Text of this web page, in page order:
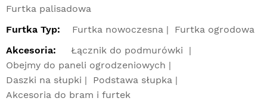
Furtka palisadowa
Furtka Typ:
Furtka nowoczesna
Furtka ogrodowa
Akcesoria:
Łącznik do podmurówki
Obejmy do paneli ogrodzeniowych
Daszki na słupki
Podstawa słupka
Akcesoria do bram i furtek